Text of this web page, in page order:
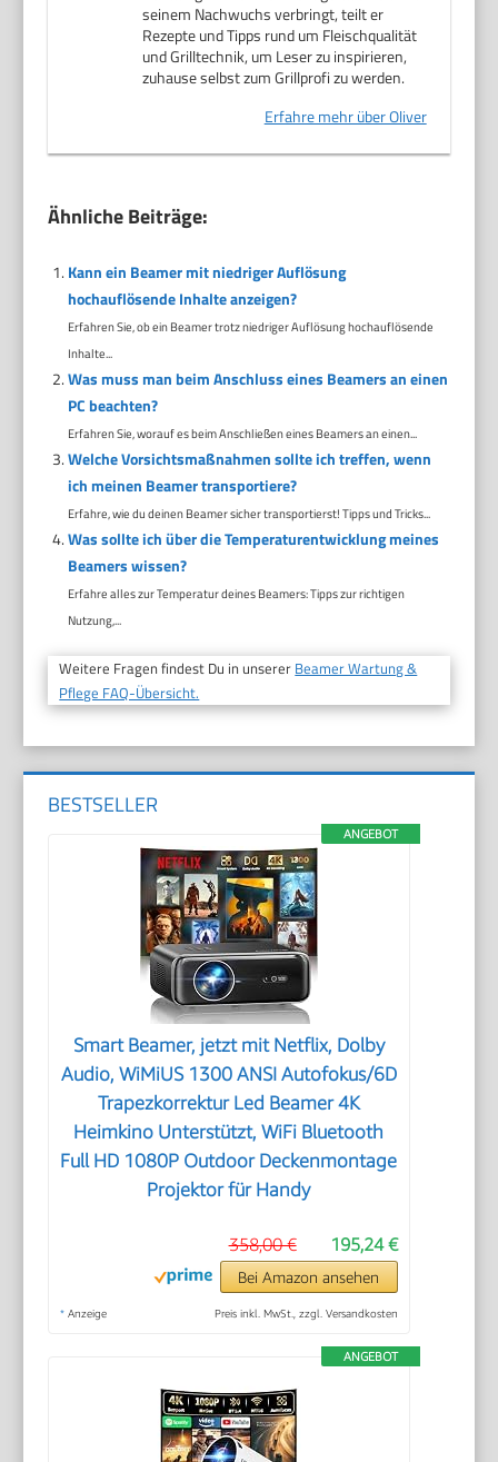
seinem Nachwuchs verbringt, teilt er
Rezepte und Tipps rund um Fleischqualität
und Grilltechnik, um Leser zu inspirieren,
zuhause selbst zum Grillprofi zu werden.
Erfahre mehr über Oliver
Ähnliche Beiträge:
Kann ein Beamer mit niedriger Auflösung
hochauflösende Inhalte anzeigen?
Erfahren Sie, ob ein Beamer trotz niedriger Auflösung hochauflösende
Inhalte...
Was muss man beim Anschluss eines Beamers an einen
PC beachten?
Erfahren Sie, worauf es beim Anschließen eines Beamers an einen...
Welche Vorsichtsmaßnahmen sollte ich treffen, wenn
ich meinen Beamer transportiere?
Erfahre, wie du deinen Beamer sicher transportierst! Tipps und Tricks...
Was sollte ich über die Temperaturentwicklung meines
Beamers wissen?
Erfahre alles zur Temperatur deines Beamers: Tipps zur richtigen
Nutzung,...
Weitere Fragen findest Du in unserer Beamer Wartung &
Pflege FAQ-Übersicht.
BESTSELLER
ANGEBOT
Smart Beamer, jetzt mit Netflix, Dolby
Audio, WiMiUS 1300 ANSI Autofokus/6D
Trapezkorrektur Led Beamer 4K
Heimkino Unterstützt, WiFi Bluetooth
Full HD 1080P Outdoor Deckenmontage
Projektor für Handy
195,24 €
358,00 €
Bei Amazon ansehen
* Anzeige Preis inkl. MwSt., zzgl. Versandkosten
ANGEBOT